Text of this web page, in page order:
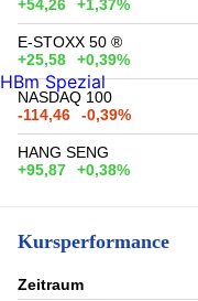
+54,26
+1,37%
E-STOXX 50 ®
+25,58
+0,39%
NASDAQ 100
-114,46
-0,39%
HANG SENG
+95,87
+0,38%
Kursperformance
Zeitraum
HBm Spezial